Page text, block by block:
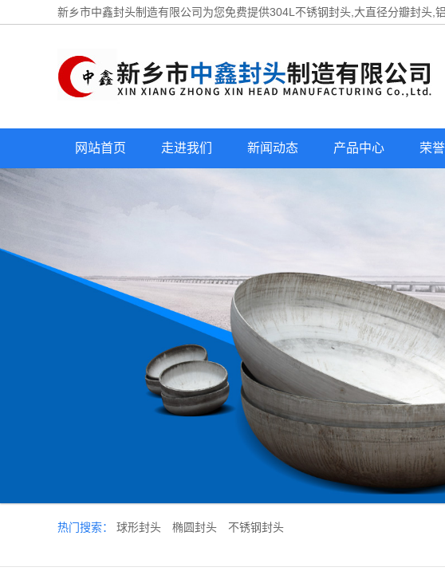
新乡市中鑫封头制造有限公司为您免费提供304L不锈钢封头 ,大直径分瓣封头,
网站首页 走进我们 新闻动态 产品中心 荣
热门搜索： 球形封头 椭圆封头 不锈钢封头